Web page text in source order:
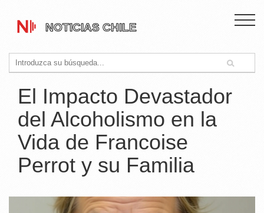
El Impacto Devastador
del Alcoholismo en la
Vida de Francoise
Perrot y su Familia